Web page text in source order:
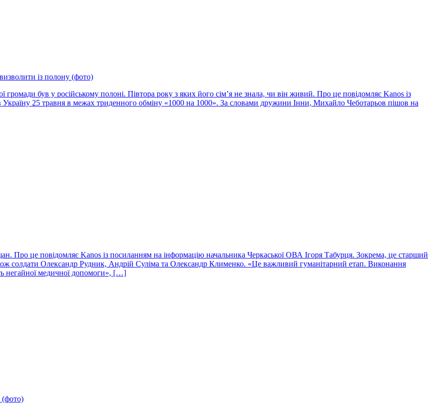
із полону (фото)
громади був у російському полоні. Півтора року з яких його сім’я не знала, чи він живий. Про це повідомляє Kanos із
25 травня в межах триденного обміну «1000 на 1000». За словами дружини Інни, Михайло Чеботарьов пішов на
Про це повідомляє Kanos із посиланням на інформацію начальника Черкаської ОВА Ігоря Табурця. Зокрема, це старший
солдати Олександр Рудник, Андрій Суліма та Олександр Клименко. «Це важливий гуманітарний етап. Виконання
негайної медичної допомоги», […]
(фото)